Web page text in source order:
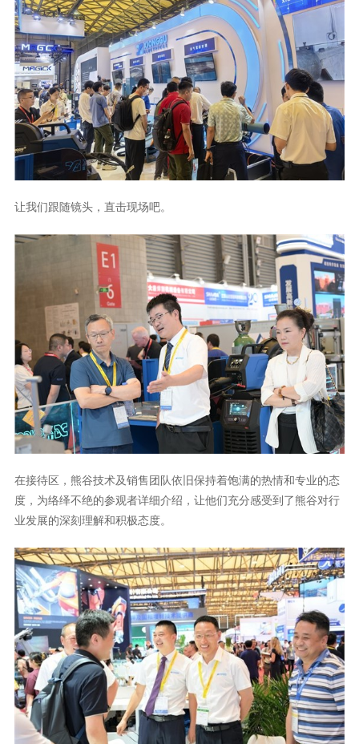
让我们跟随镜头，直击现场吧。
在接待区，熊谷技术及销售团队依旧保持着饱满的热情和专业的态
度，为络绎不绝的参观者详细介绍 ， 让他们充分感受到了熊谷对行
业发展的深刻理解和积极态度。